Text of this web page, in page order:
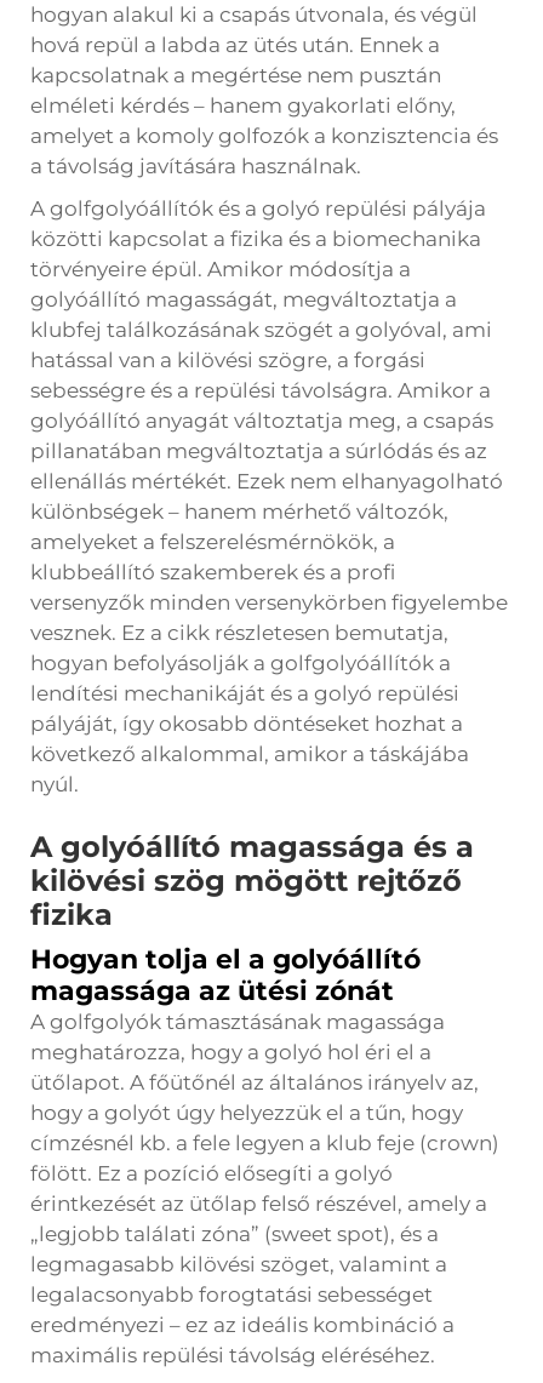
hogyan alakul ki a csapás útvonala, és végül
hová repül a labda az ütés után. Ennek a
kapcsolatnak a megértése nem pusztán
elméleti kérdés – hanem gyakorlati előny,
amelyet a komoly golfozók a konzisztencia és
a távolság javítására használnak.
A golfgolyóállítók és a golyó repülési pályája
közötti kapcsolat a fizika és a biomechanika
törvényeire épül. Amikor módosítja a
golyóállító magasságát, megváltoztatja a
klubfej találkozásának szögét a golyóval, ami
hatással van a kilövési szögre, a forgási
sebességre és a repülési távolságra. Amikor a
golyóállító anyagát változtatja meg, a csapás
pillanatában megváltoztatja a súrlódás és az
ellenállás mértékét. Ezek nem elhanyagolható
különbségek – hanem mérhető változók,
amelyeket a felszerelésmérnökök, a
klubbeállító szakemberek és a profi
versenyzők minden versenykörben figyelembe
vesznek. Ez a cikk részletesen bemutatja,
hogyan befolyásolják a golfgolyóállítók a
lendítési mechanikáját és a golyó repülési
pályáját, így okosabb döntéseket hozhat a
következő alkalommal, amikor a táskájába
nyúl.
A golyóállító magassága és a
kilövési szög mögött rejtőző
fizika
Hogyan tolja el a golyóállító
magassága az ütési zónát
A golfgolyók támasztásának magassága
meghatározza, hogy a golyó hol éri el a
ütőlapot. A főütőnél az általános irányelv az,
hogy a golyót úgy helyezzük el a tűn, hogy
címzésnél kb. a fele legyen a klub feje (crown)
fölött. Ez a pozíció elősegíti a golyó
érintkezését az ütőlap felső részével, amely a
„legjobb találati zóna” (sweet spot), és a
legmagasabb kilövési szöget, valamint a
legalacsonyabb forogtatási sebességet
eredményezi – ez az ideális kombináció a
maximális repülési távolság eléréséhez.